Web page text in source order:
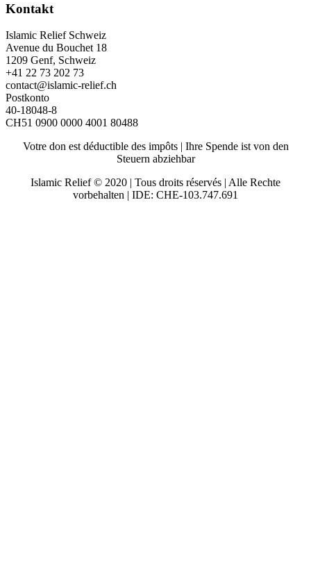
Kontakt
Islamic Relief Schweiz
Avenue du Bouchet 18
1209 Genf, Schweiz
+41 22 73 202 73
contact@islamic-relief.ch
Postkonto
40-18048-8
CH51 0900 0000 4001 80488
Votre don est déductible des impôts | Ihre Spende ist von den
Steuern abziehbar
Islamic Relief © 2020 | Tous droits réservés | Alle Rechte
vorbehalten | IDE: CHE-103.747.691